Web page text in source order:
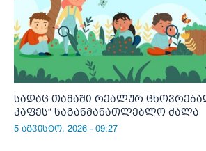
სადაც თამაში რეალურ
კაფეს“ საგანმანათლებლო ძალა
5 აგვისტო, 2026 - 09:27